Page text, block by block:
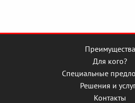
Преимущества
Для кого?
Специальные
Решения и
Контакты